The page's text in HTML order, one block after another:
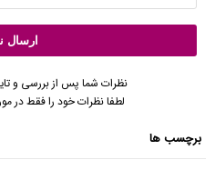
نظرات شما پس از بررسی و
لطفا نظرات خود را فقط در
برچسب ها